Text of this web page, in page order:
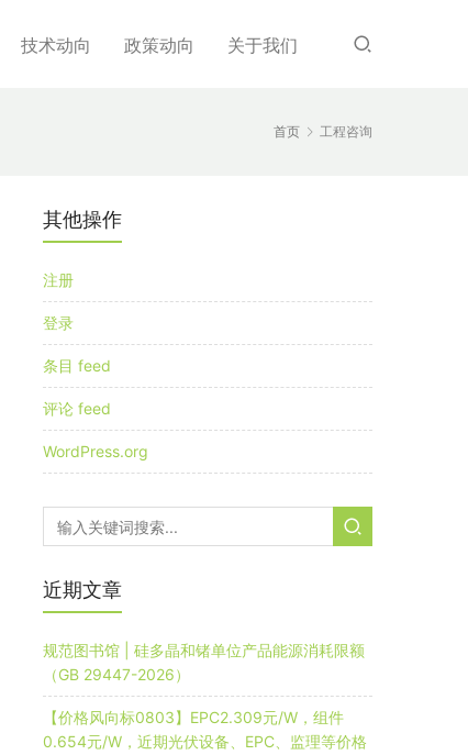
技术动向 政策动向 关于我们
首页 工程咨询
其他操作
注册
登录
条目 feed
评论 feed
WordPress.org
近期文章
规范图书馆 | 硅多晶和锗单位产品能源消耗限额
（GB 29447-2026）
【价格风向标0803】EPC2.309元/W，组件
0.654元/W，近期光伏设备、EPC、监理等价格